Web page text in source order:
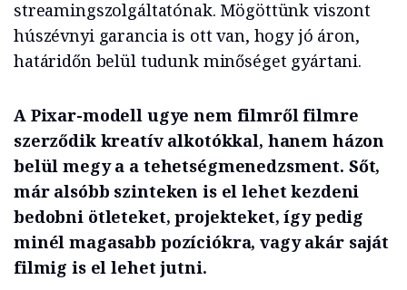
streamingszolgáltatónak. Mögöttünk viszont
húszévnyi garancia is ott van, hogy jó áron,
határidőn belül tudunk minőséget gyártani.
A Pixar-modell ugye nem filmről filmre
szerződik kreatív alkotókkal, hanem házon
belül megy a a tehetségmenedzsment. Sőt,
már alsóbb szinteken is el lehet kezdeni
bedobni ötleteket, projekteket, így pedig
minél magasabb pozíciókra, vagy akár saját
filmig is el lehet jutni.